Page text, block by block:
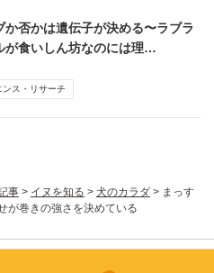
か否かは遺伝子が決める〜ラブラ
が食いしん坊なのには理…
ンス・リサーチ
事 > イヌを知る > 犬のカラダ > まっす
が巻きの強さを決めている